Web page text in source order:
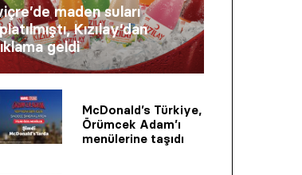
maden suları
Kızılay’dan
geldi
McDonald’s Türkiye,
Örümcek Adam’ı
menülerine taşıdı